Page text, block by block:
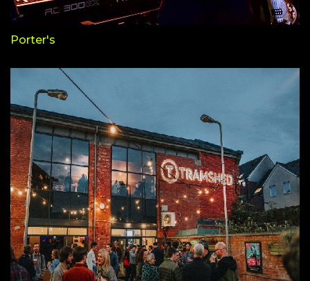
Porter's